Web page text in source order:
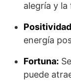
alegría y la
energía
Fortuna:
puede